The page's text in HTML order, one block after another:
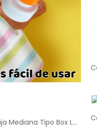
Caja Mediana Tipo Box Lunch de Colores